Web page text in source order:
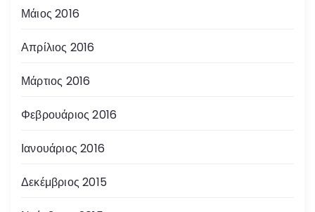
Μάιος 2016
Απρίλιος 2016
Μάρτιος 2016
Φεβρουάριος 2016
Ιανουάριος 2016
Δεκέμβριος 2015